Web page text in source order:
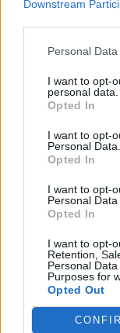
Downstream
Personal
I want to opt-
personal data.
Opted In
I want to opt-
Personal Data.
Opted In
I want to opt-
Personal Data
Opted In
I want to opt-
Retention,
Personal
Purposes for
Opted Out
Δες επίσης
Life
με επιφυλάξεις
παραλίες έχουν
χαρακτηριστεί
04.07.2026